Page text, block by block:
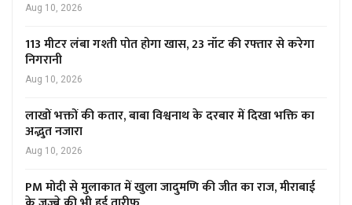
Aug 10, 2026
113 मीटर लंबा गश्ती पोत होगा खास, 23 नॉट की रफ्तार से करेगा
निगरानी
Aug 10, 2026
लाखों भक्तों की कतार, बाबा विश्वनाथ के दरबार में दिखा भक्ति का
अद्भुत नजारा
Aug 10, 2026
PM मोदी से मुलाकात में खुला जादुमणि की जीत का राज, मीराबाई